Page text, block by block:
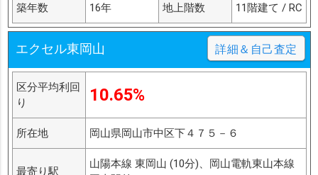
築年数 16年 地上階数 11階建て / RC
エクセル東岡山 詳細＆自己査定
区分平均利回
り
10.65%
所在地 岡山県岡山市中区下４７５－６
最寄り駅
山陽本線 東岡山 (10分)、岡山電軌東山本線